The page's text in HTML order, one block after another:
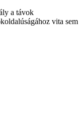
a távok
vita sem